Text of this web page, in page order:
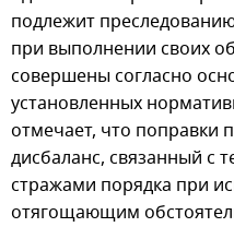
подлежит
при выполнении своих
совершены согласно
установленных
отмечает, что поправки
дисбаланс, связанный с
стражами порядка при
отягощающим